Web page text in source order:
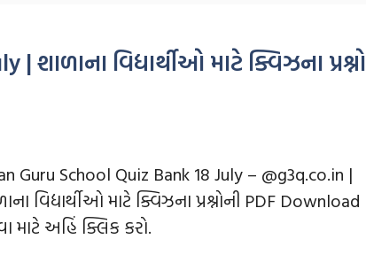
વિદ્યાર્થીઓ માટે ક્વિઝના પ્રશ્નો
Guru School Quiz Bank 18 July – @g3q.co.in |
વિદ્યાર્થીઓ માટે ક્વિઝના પ્રશ્નોની PDF Download
માટે અહિં ક્લિક કરો.